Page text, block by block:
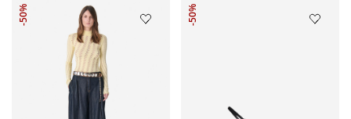
-50% -50%